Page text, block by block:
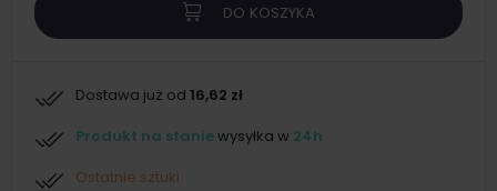
DO KOSZYKA
Dostawa już od 16,62 zł
Produkt na staniewysyłka w 24h
Ostatnie sztuki